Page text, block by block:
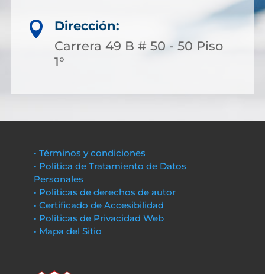

Dirección:
Carrera 49 B # 50 - 50 Piso
1°
• Términos y condiciones
• Política de Tratamiento de Datos
Personales
• Políticas de derechos de autor
• Certificado de Accesibilidad
• Políticas de Privacidad Web
• Mapa del Sitio